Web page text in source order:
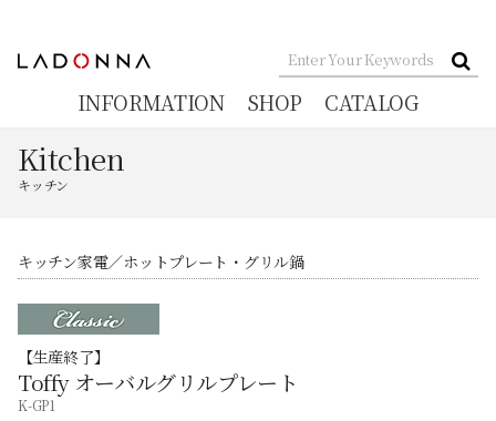
Kitchen
キッチン
キッチン家電 ホットプレート・グリル鍋
【生産終了】
Toffy オーバルグリルプレート
K-GP1
INFORMATION SHOP CATALOG